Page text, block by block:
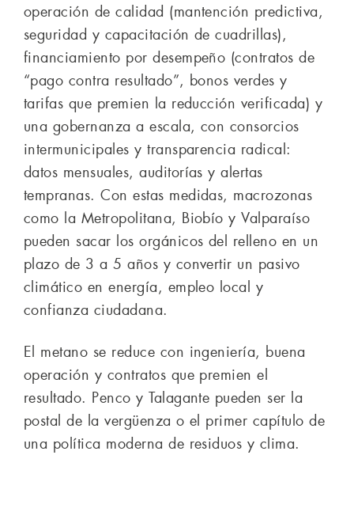
operación de calidad (mantención predictiva,
seguridad y capacitación de cuadrillas),
financiamiento por desempeño (contratos de
“pago contra resultado”, bonos verdes y
tarifas que premien la reducción verificada) y
una gobernanza a escala, con consorcios
intermunicipales y transparencia radical:
datos mensuales, auditorías y alertas
tempranas. Con estas medidas, macrozonas
como la Metropolitana, Biobío y Valparaíso
pueden sacar los orgánicos del relleno en un
plazo de 3 a 5 años y convertir un pasivo
climático en energía, empleo local y
confianza ciudadana.
El metano se reduce con ingeniería, buena
operación y contratos que premien el
resultado. Penco y Talagante pueden ser la
postal de la vergüenza o el primer capítulo de
una política moderna de residuos y clima.